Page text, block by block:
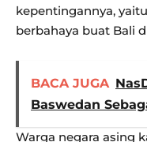
kepentingannya,
berbahaya buat Bali
BACA JUGA
Baswedan
Warga negara asing